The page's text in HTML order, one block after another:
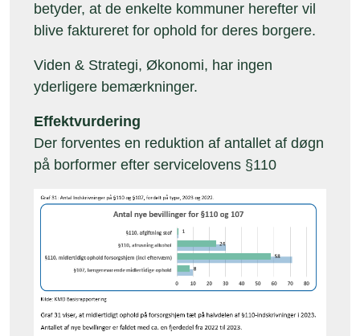
betyder, at de enkelte kommuner herefter vil
blive faktureret for ophold for deres borgere.
Viden & Strategi, Økonomi, har ingen
yderligere bemærkninger.
Effektvurdering
Der forventes en reduktion af antallet af døgn
på borformer efter servicelovens §110